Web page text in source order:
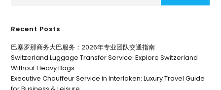
Recent Posts
巴塞罗那商务大巴服务：2026年专业团队交通指南
Switzerland Luggage Transfer Service: Explore Switzerland
Without Heavy Bags
Executive Chauffeur Service in Interlaken: Luxury Travel Guide